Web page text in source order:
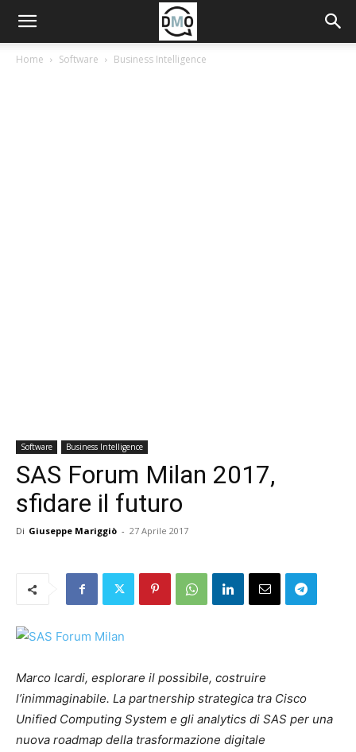
Home Software Business Intelligence
Software Business Intelligence
SAS Forum Milan 2017,
sfidare il futuro
Di Giuseppe Mariggiò - 27 Aprile 2017
Marco Icardi, esplorare il possibile, costruire
l’inimmaginabile. La partnership strategica tra Cisco
Unified Computing System e gli analytics di SAS per una
nuova roadmap della trasformazione digitale